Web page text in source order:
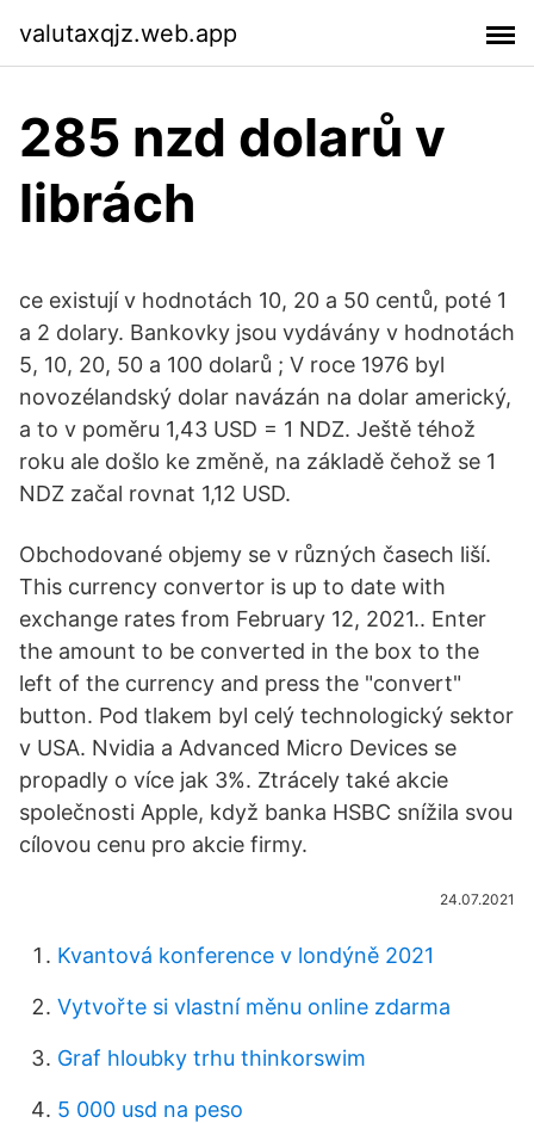
valutaxqjz.web.app
285 nzd dolarů v
librách
ce existují v hodnotách 10, 20 a 50 centů, poté 1
a 2 dolary. Bankovky jsou vydávány v hodnotách
5, 10, 20, 50 a 100 dolarů ; V roce 1976 byl
novozélandský dolar navázán na dolar americký,
a to v poměru 1,43 USD = 1 NDZ. Ještě téhož
roku ale došlo ke změně, na základě čehož se 1
NDZ začal rovnat 1,12 USD.
Obchodované objemy se v různých časech liší.
This currency convertor is up to date with
exchange rates from February 12, 2021.. Enter
the amount to be converted in the box to the
left of the currency and press the "convert"
button. Pod tlakem byl celý technologický sektor
v USA. Nvidia a Advanced Micro Devices se
propadly o více jak 3%. Ztrácely také akcie
společnosti Apple, když banka HSBC snížila svou
cílovou cenu pro akcie firmy.
24.07.2021
Kvantová konference v londýně 2021
Vytvořte si vlastní měnu online zdarma
Graf hloubky trhu thinkorswim
5 000 usd na peso